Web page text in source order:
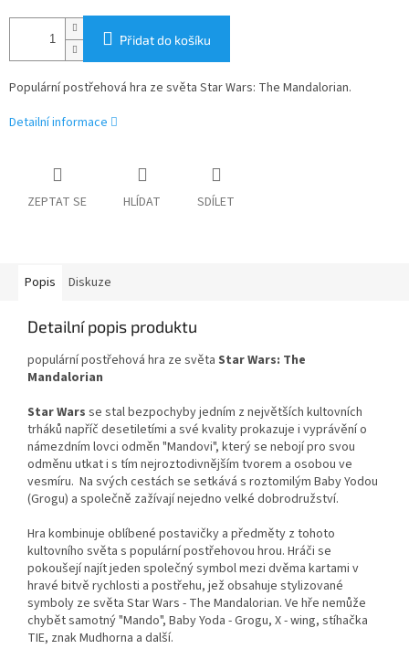
Přidat do košíku
Populární postřehová hra ze světa Star Wars: The Mandalorian.
Detailní informace
ZEPTAT SE HLÍDAT SDÍLET
Popis Diskuze
Detailní popis produktu
populární postřehová hra ze světa Star Wars: The
Mandalorian
Star Wars se stal bezpochyby jedním z největších kultovních
trháků napříč desetiletími a své kvality prokazuje i vyprávění o
námezdním lovci odměn "Mandovi", který se nebojí pro svou
odměnu utkat i s tím nejroztodivnějším tvorem a osobou ve
vesmíru. Na svých cestách se setkává s roztomilým Baby Yodou
(Grogu) a společně zažívají nejedno velké dobrodružství.
Hra kombinuje oblíbené postavičky a předměty z tohoto
kultovního světa s populární postřehovou hrou. Hráči se
pokoušejí najít jeden společný symbol mezi dvěma kartami v
hravé bitvě rychlosti a postřehu, jež obsahuje stylizované
symboly ze světa Star Wars - The Mandalorian. Ve hře nemůže
chybět samotný "Mando", Baby Yoda - Grogu, X - wing, stíhačka
TIE, znak Mudhorna a další.